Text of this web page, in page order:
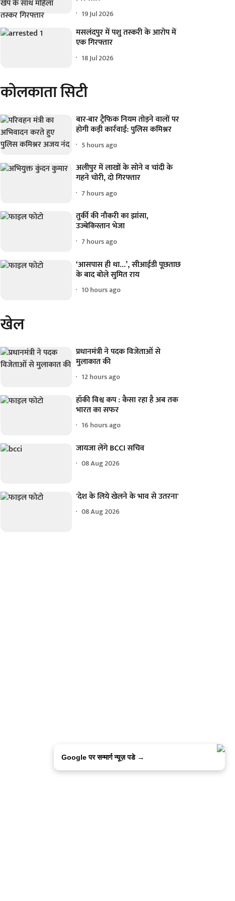
19 Jul 2026
मसलंदपुर में पशु तस्करी के आरोप में
एक गिरफ्तार
18 Jul 2026
कोलकाता सिटी
बार-बार ट्रैफिक नियम तोड़ने वालों पर
होगी कड़ी कार्रवाई: पुलिस कमिश्नर
5 hours ago
अलीपुर में लाखों के सोने व चांदी के
गहने चोरी, दो गिरफ्तार
7 hours ago
तुर्की की नौकरी का झांसा,
उज्बेकिस्तान भेजा
7 hours ago
‘आसपास ही था...’, सीआईडी पूछताछ
के बाद बोले सुमित राय
10 hours ago
खेल
प्रधानमंत्री ने पदक विजेताओं से
मुलाकात की
12 hours ago
हॉकी विश्व कप : कैसा रहा है अब तक
भारत का सफर
16 hours ago
जायजा लेंगे BCCI सचिव
08 Aug 2026
'देश के लिये खेलने के भाव से उतरना'
08 Aug 2026
Google पर सन्मार्ग न्यूज़ पडे →